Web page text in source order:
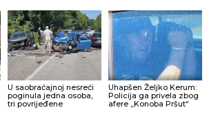
U saobraćajnoj nesreći
poginula jedna osoba,
tri povrijeđene
Uhapšen Željko Kerum:
Policija ga privela zbog
afere „Konoba Pršut“